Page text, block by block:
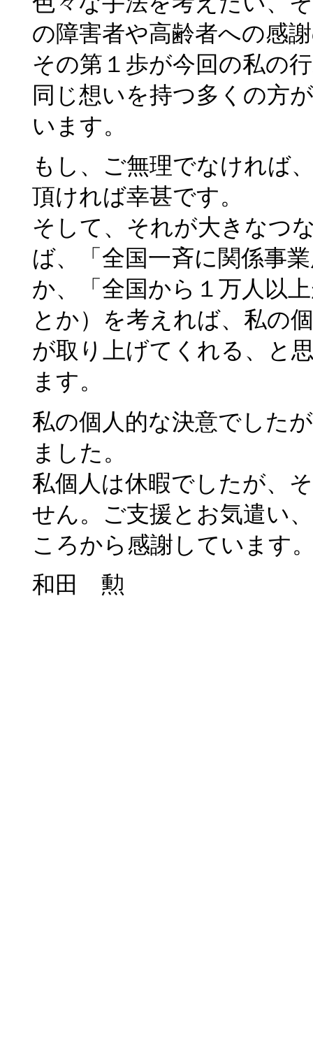
の障害者や高齢者への感
その第１歩が今回の私の
同じ想いを持つ多くの方
います。
もし、ご無理でなければ
頂ければ幸甚です。
そして、それが大きなつ
ば、「全国一斉に関係事
か、「全国から１万人以
とか）を考えれば、私の
が取り上げてくれる、と
ます。
私の個人的な決意でした
ました。
私個人は休暇でしたが、
せん。ご支援とお気遣い
ころから感謝しています
和田 勲